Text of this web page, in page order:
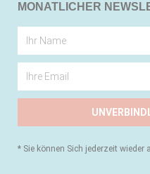
MONATLICHER
* Sie können Sich jederzeit wieder